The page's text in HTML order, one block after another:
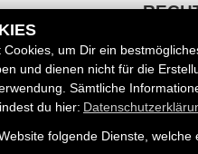
AGB
um Dir ein
und dienen nicht für die
Sämtliche
du hier:
folgende Dienste,